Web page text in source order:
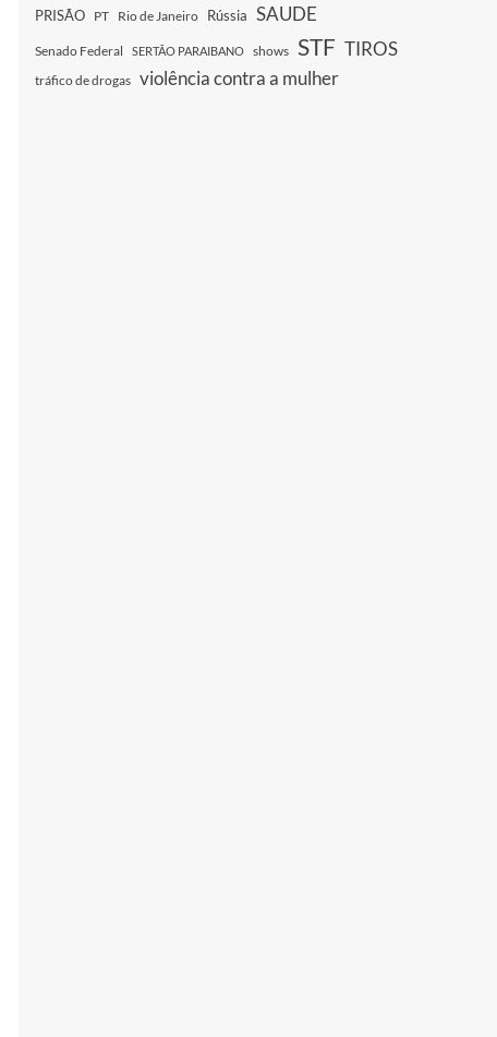
PRISÃO PT Rio de Janeiro Rússia SAUDE
Senado Federal SERTÃO PARAIBANO shows STF TIROS
tráfico de drogas violência contra a mulher